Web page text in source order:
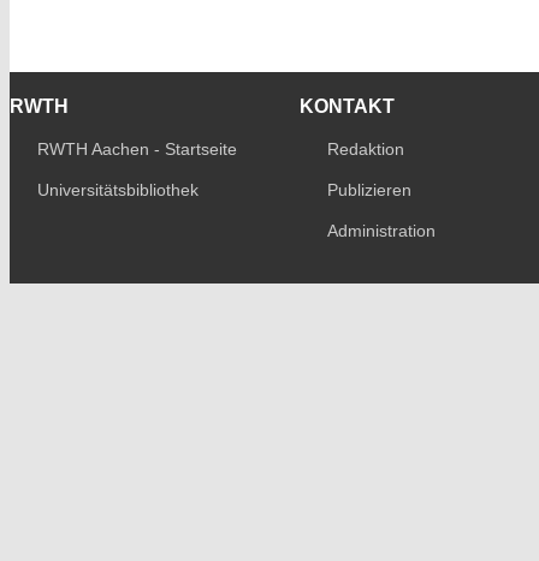
RWTH
RWTH Aachen - Startseite
Universitätsbibliothek
KONTAKT
Redaktion
Publizieren
Administration